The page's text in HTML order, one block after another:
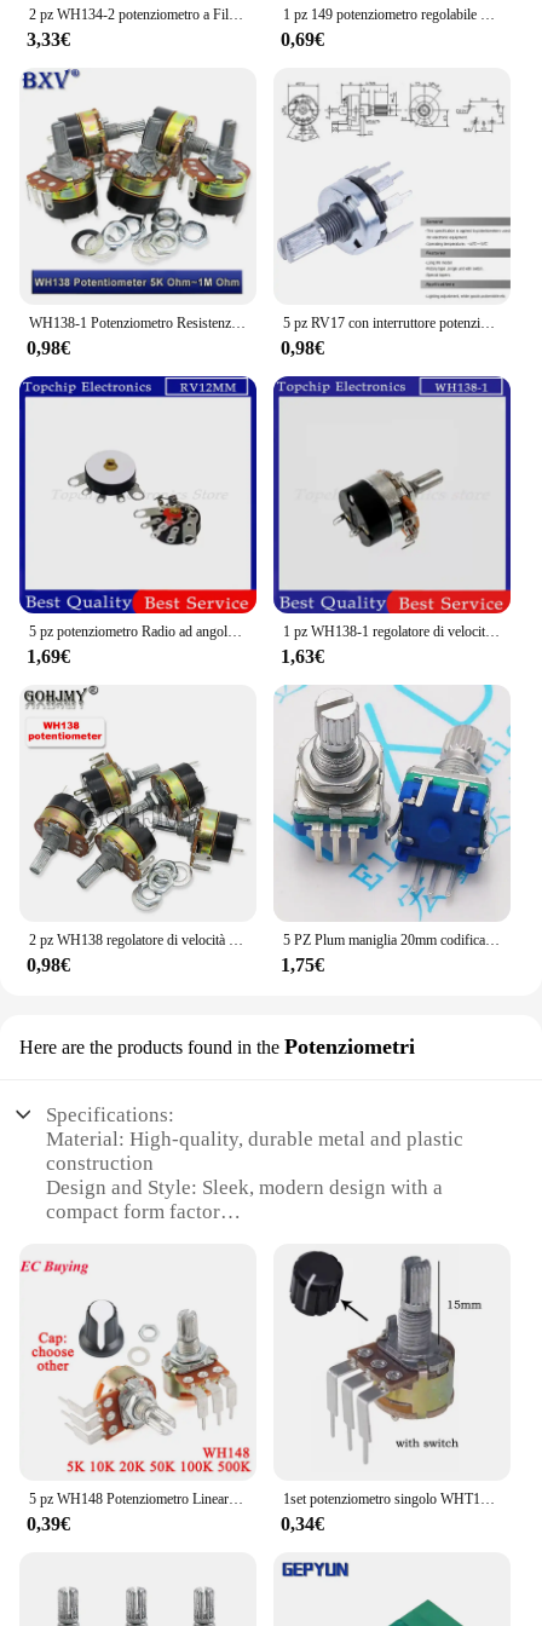
2 pz WH134-2 potenziometro a Film di carbonio con interruttore 4 k7 10K 22 k47k 100K 470K 1M 2W
3,33€
1 pz 149 potenziometro regolabile singolo con interruttore rotante 2-Pin B500K B504 interruttore di controllo dimmerabile lunghezza dell'albero del piede piegato 15MM
0,69€
0,98€
5 pz RV17 con interruttore potenziometro B1K 2K 5K 10K 20K 50K lunghezza maniglia 15mm 5pin interruttore potenziometro a Film di carbonio
0,98€
1,69€
1 pz WH138-1 regolatore di velocità di resistenza regolabile con potenziometro interruttore WH138-1 B5K B10K B20K B50K B100K B250K B500K B1M
1,63€
0,98€
5 PZ Plum maniglia 20mm codificatore rotativo interruttore di codifica / EC11 / potenziometro digitale con interruttore 5 Pin
1,75€
Here are the products found in the Potenziometri
Specifications:
Material: High-quality, durable metal and plastic
construction
Design and Style: Sleek, modern design with a
compact form factor
projects and DIY applications
Performance and Property: Offers precise control
with a reliable switch function
Parts and Accessories: Comes with a potentiometer
and switch in a single unit
Applicable People: Suitable for hobbyists, students,
and professionals in electronics
|Vendors|
**Versatile Control and Precision**
component that combines the functionality of a
potentiometer and a switch in a single unit. This
0,39€ 0,34€